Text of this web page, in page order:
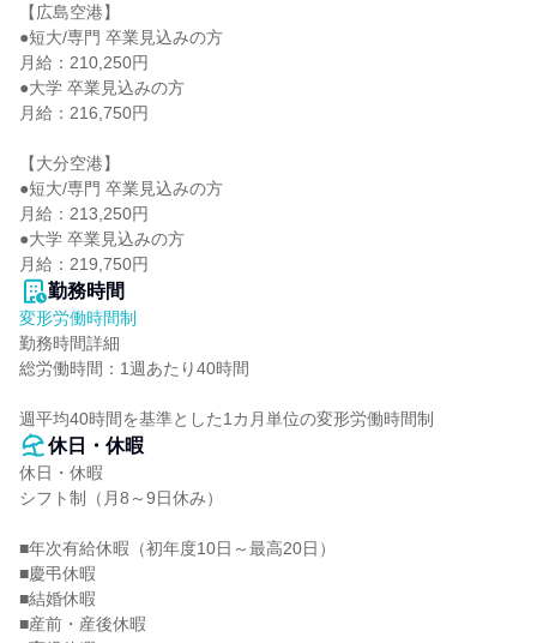
【広島空港】
●短大/専門 卒業見込みの方
月給：210,250円
●大学 卒業見込みの方
月給：216,750円
【大分空港】
●短大/専門 卒業見込みの方
月給：213,250円
●大学 卒業見込みの方
月給：219,750円
勤務時間
変形労働時間制
勤務時間詳細
総労働時間：1週あたり40時間
週平均40時間を基準とした1カ月単位の変形労働時間制
休日・休暇
休日・休暇
シフト制（月8～9日休み）
■年次有給休暇（初年度10日～最高20日）
■慶弔休暇
■結婚休暇
■産前・産後休暇